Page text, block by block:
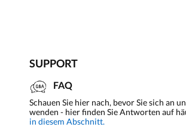
SUPPORT
FAQ
Schauen Sie hier nach, bevor Sie sich an
wenden - hier finden Sie Antworten auf
in diesem Abschnitt.